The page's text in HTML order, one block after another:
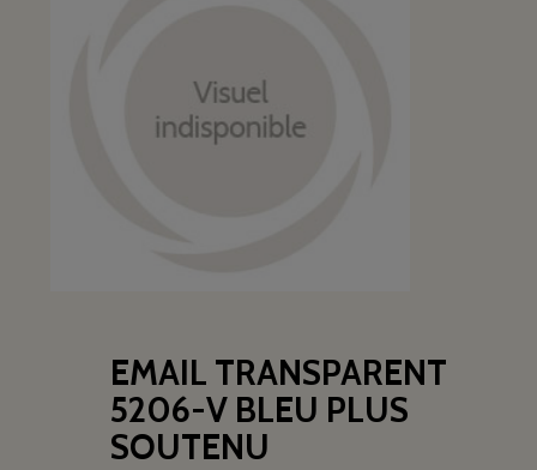
EMAIL TRANSPARENT
5206-V BLEU PLUS
SOUTENU